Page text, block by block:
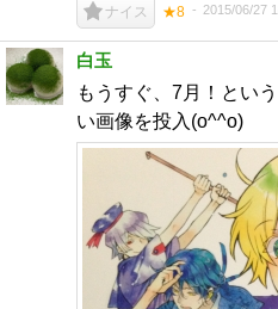
ナイス ★8 2015/06/27
白玉
もうすぐ、7月！とい
い画像を投入(o^^o)